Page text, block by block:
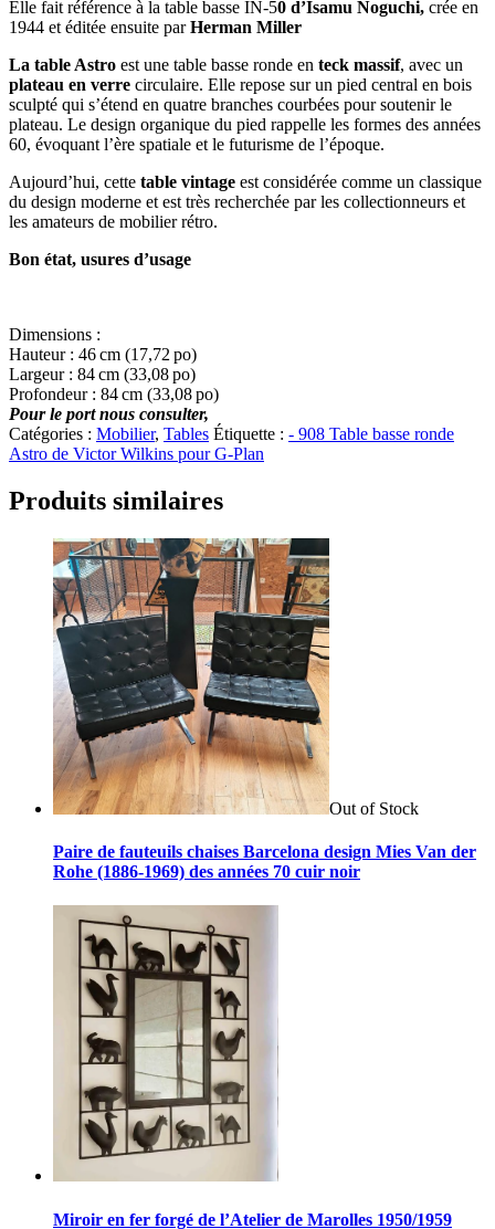
Elle fait référence à la table basse IN-50 d’Isamu Noguchi, crée en
1944 et éditée ensuite parHerman Miller
La table Astro est une table basse ronde en teck massif, avec un
plateau en verre circulaire. Elle repose sur un pied central en bois
sculpté qui s’étend en quatre branches courbées pour soutenir le
plateau. Le design organique du pied rappelle les formes des années
60, évoquant l’ère spatiale et le futurisme de l’époque.
Aujourd’hui, cette table vintage est considérée comme un classique
du design moderne et est très recherchée par les collectionneurs et
les amateurs de mobilier rétro.
Bon état, usures d’usage
Dimensions :
Hauteur : 46 cm (17,72 po)
Largeur : 84 cm (33,08 po)
Profondeur : 84 cm (33,08 po)
Pour le port nous consulter,
Catégories : Mobilier, Tables Étiquette : - 908 Table basse ronde
Astro de Victor Wilkins pour G-Plan
Produits similaires
Out of Stock
Paire de fauteuils chaises Barcelona design Mies Van der
Rohe (1886-1969) des années 70 cuir noir
Miroir en fer forgé de l’Atelier de Marolles 1950/1959